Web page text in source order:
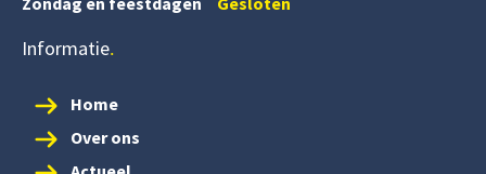
Informatie
Home
Over ons